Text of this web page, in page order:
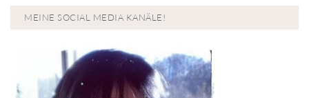
MEINE SOCIAL MEDIA KANÄLE!